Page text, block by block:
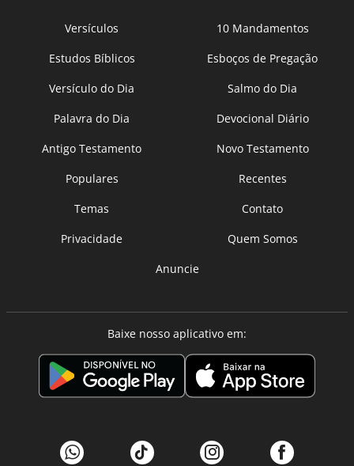
Versículos
10 Mandamentos
Estudos Bíblicos
Esboços de Pregação
Versículo do Dia
Salmo do Dia
Palavra do Dia
Devocional Diário
Antigo Testamento
Novo Testamento
Populares
Recentes
Temas
Contato
Privacidade
Quem Somos
Anuncie
Baixe nosso aplicativo em: